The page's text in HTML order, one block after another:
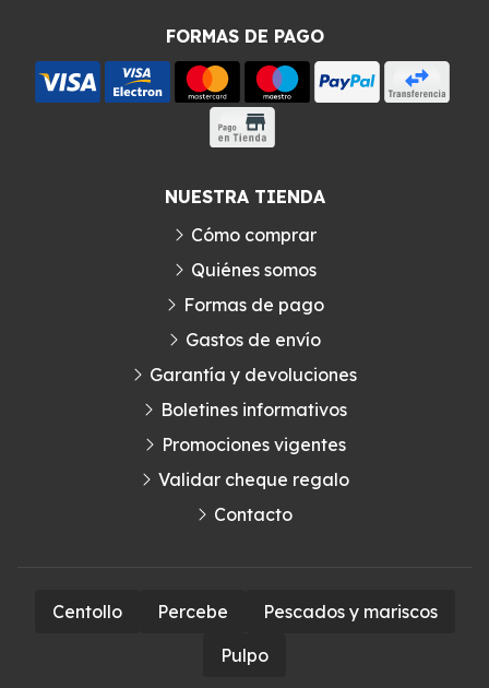
FORMAS DE PAGO
NUESTRA TIENDA
Cómo comprar
Quiénes somos
Formas de pago
Gastos de envío
Garantía y devoluciones
Boletines informativos
Promociones vigentes
Validar cheque regalo
Contacto
Centollo Percebe
Pescados y mariscos
Pulpo